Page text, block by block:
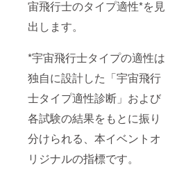
宙飛行士のタイプ適性*を見
出します。
*宇宙飛行士タイプの適性は
独自に設計した「宇宙飛行
士タイプ適性診断」および
各試験の結果をもとに振り
分けられる、本イベントオ
リジナルの指標です。